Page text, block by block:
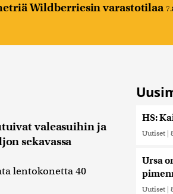
Wildberriesin varastotilaa
valeasuihin ja
sekavassa
lentokonetta 40
HS:
Uutiset |
Ursa
Uutiset |